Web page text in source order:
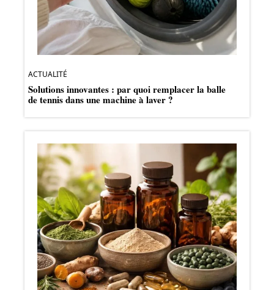
ACTUALITÉ
Solutions innovantes : par quoi remplacer la balle
de tennis dans une machine à laver ?